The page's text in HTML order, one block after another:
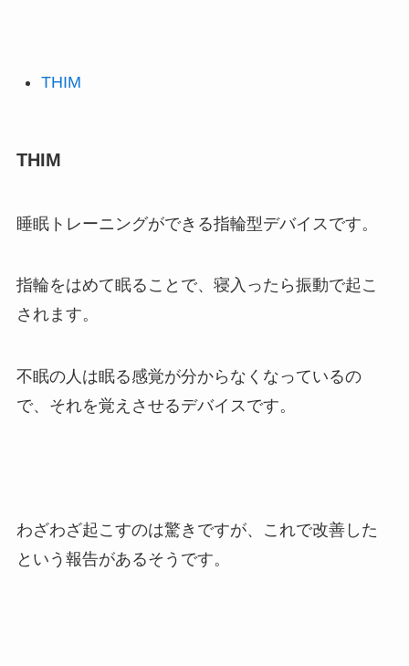
THIM
THIM
睡眠トレーニングができる指輪型デバイスです。
指輪をはめて眠ることで、寝入ったら振動で起こ
されます。
不眠の人は眠る感覚が分からなくなっているの
で、それを覚えさせるデバイスです。
わざわざ起こすのは驚きですが、これで改善した
という報告があるそうです。